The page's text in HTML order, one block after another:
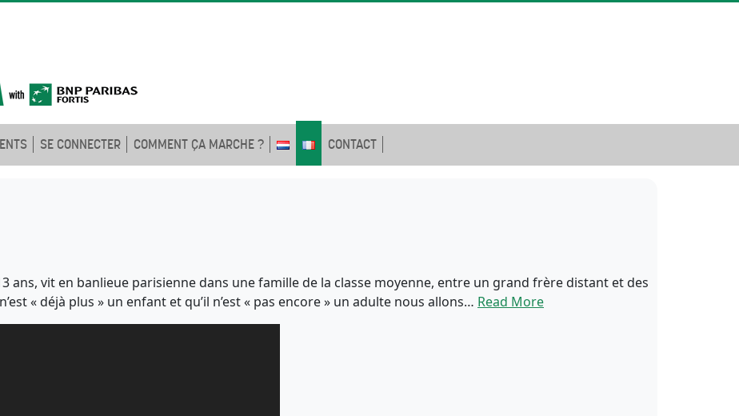
SE CONNECTER COMMENT ÇA MARCHE ? CONTACT
ans, vit en banlieue parisienne dans une famille de la classe moyenne, entre un grand frère distant et des
« déjà plus » un enfant et qu’il n’est « pas encore » un adulte nous allons… Read More